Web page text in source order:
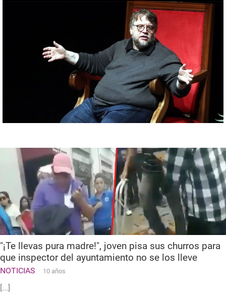
"¡Te llevas pura madre!", joven pisa sus churros para
que inspector del ayuntamiento no se los lleve
NOTICIAS 10 años
[...]